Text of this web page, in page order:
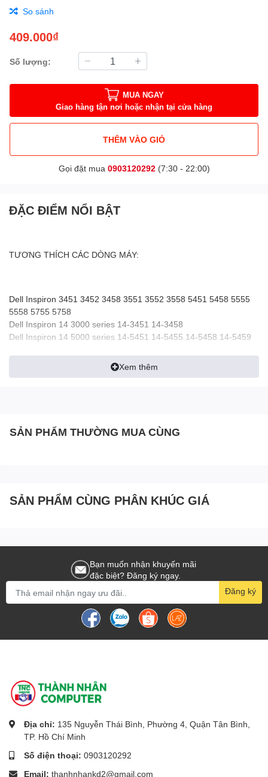
So sánh
409.000₫
Số lượng:
MUA NGAY
Giao hàng tận nơi hoặc nhận tại cửa hàng
THÊM VÀO GIỎ
Gọi đặt mua 0903120292(7:30 - 22:00)
ĐẶC ĐIỂM NỔI BẬT
TƯƠNG THÍCH CÁC DÒNG MÁY:
Dell Inspiron 3451 3452 3458 3551 3552 3558 5451 5458 5555
5558 5755 5758
Dell Inspiron 14 3000 series 14-3451 14-3458
Dell Inspiron 14 5000 series 14-5451 14-5455 14-5458 14-5459
Dell Inspiron 15 5000 series 15-5555 15-5558 15-5559 15-5758
Xem thêm
SẢN PHẨM THƯỜNG MUA CÙNG
SẢN PHẨM CÙNG PHÂN KHÚC GIÁ
Bạn muốn nhận khuyến mãi
đặc biệt? Đăng ký ngay.
Đăng ký
Địa chỉ: 135 Nguyễn Thái Bình, Phường 4, Quận Tân Bình,
TP. Hồ Chí Minh
Số điện thoại: 0903120292
Email: thanhnhankd2@gmail.com